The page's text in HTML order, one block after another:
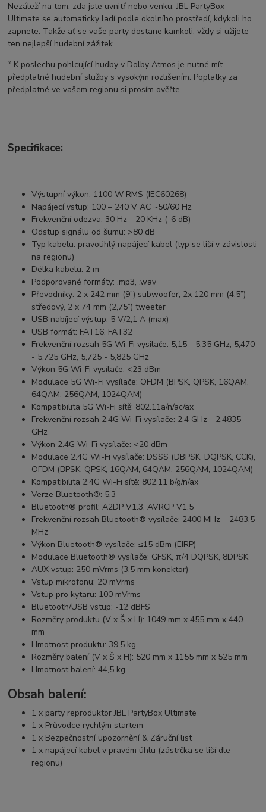
Nezáleží na tom, zda jste uvnitř nebo venku, JBL PartyBox
Ultimate se automaticky ladí podle okolního prostředí, kdykoli ho
zapnete. Takže ať se vaše party dostane kamkoli, vždy si užijete
ten nejlepší hudební zážitek.
* K poslechu pohlcující hudby v Dolby Atmos je nutné mít
předplatné hudební služby s vysokým rozlišením. Poplatky za
předplatné ve vašem regionu si prosím ověřte.
Specifikace:
Výstupní výkon: 1100 W RMS (IEC60268)
Napájecí vstup: 100 – 240 V AC ~50/60 Hz
Frekvenční odezva: 30 Hz - 20 KHz (-6 dB)
Odstup signálu od šumu: >80 dB
Typ kabelu: pravoúhlý napájecí kabel (typ se liší v závislosti
na regionu)
Délka kabelu: 2 m
Podporované formáty: .mp3, .wav
Převodníky: 2 x 242 mm (9”) subwoofer, 2x 120 mm (4.5”)
středový, 2 x 74 mm (2,75”) tweeter
USB nabíjecí výstup: 5 V/2,1 A (max)
USB formát: FAT16, FAT32
Frekvenční rozsah 5G Wi-Fi vysilače: 5,15 - 5,35 GHz, 5,470
- 5,725 GHz, 5,725 - 5,825 GHz
Výkon 5G Wi-Fi vysílače: <23 dBm
Modulace 5G Wi-Fi vysílače: OFDM (BPSK, QPSK, 16QAM,
64QAM, 256QAM, 1024QAM)
Kompatibilita 5G Wi-Fi sítě: 802.11a/n/ac/ax
Frekvenční rozsah 2.4G Wi-Fi vysílače: 2,4 GHz - 2,4835
GHz
Výkon 2.4G Wi-Fi vysílače: <20 dBm
Modulace 2.4G Wi-Fi vysílače: DSSS (DBPSK, DQPSK, CCK),
OFDM (BPSK, QPSK, 16QAM, 64QAM, 256QAM, 1024QAM)
Kompatibilita 2.4G Wi-Fi sítě: 802.11 b/g/n/ax
Verze Bluetooth®: 5.3
Bluetooth® profil: A2DP V1.3, AVRCP V1.5
Frekvenční rozsah Bluetooth® vysílače: 2400 MHz – 2483,5
MHz
Výkon Bluetooth® vysílače: ≤15 dBm (EIRP)
Modulace Bluetooth® vysílače: GFSK, π/4 DQPSK, 8DPSK
AUX vstup: 250 mVrms (3,5 mm konektor)
Vstup mikrofonu: 20 mVrms
Vstup pro kytaru: 100 mVrms
Bluetooth/USB vstup: -12 dBFS
Rozměry produktu (V x Š x H): 1049 mm x 455 mm x 440
mm
Hmotnost produktu: 39,5 kg
Rozměry balení (V x Š x H): 520 mm x 1155 mm x 525 mm
Hmotnost balení: 44,5 kg
Obsah balení:
1 x party reproduktor JBL PartyBox Ultimate
1 x Průvodce rychlým startem
1 x Bezpečnostní upozornění & Záruční list
1 x napájecí kabel v pravém úhlu (zástrčka se liší dle
regionu)